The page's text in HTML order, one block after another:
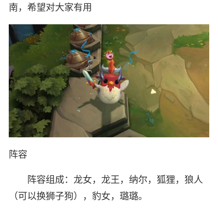
南，希望对大家有用
阵容
阵容组成：龙女，龙王，纳尔，狐狸，狼人
（可以换狮子狗），豹女，璐璐。